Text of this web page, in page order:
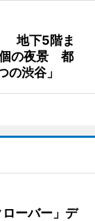
地下5階ま
個の夜景 都
渋谷」
ーバー」デ